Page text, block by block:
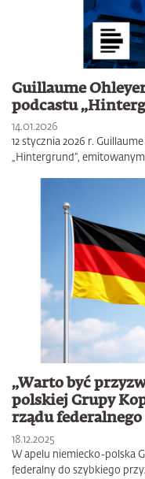
Guillaume
podcastu
14.01.2026
12 stycznia 2026 r.
„Hintergrund”,
„Warto być
polskiej Grupy
rządu federalnego
18.12.2025
W apelu niemiecko-polska
federalny do szybkiego